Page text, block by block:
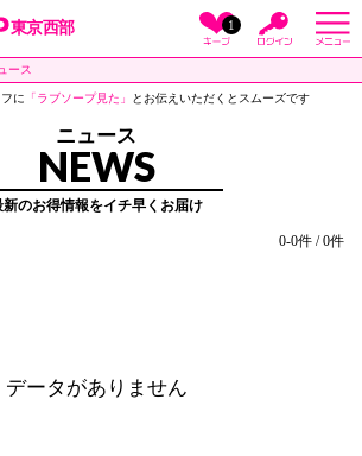
東京西部 1
ース
に 「ラブソープ見た」 とお伝えいただくとスムーズです
ニュース
NEWS
新のお得情報をイチ早くお届け
0-0件 / 0件
データがありません